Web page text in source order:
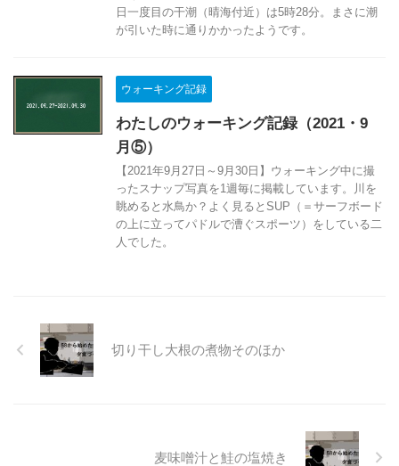
日一度目の干潮（晴海付近）は5時28分。まさに潮
が引いた時に通りかかったようです。
ウォーキング記録
わたしのウォーキング記録（2021・9
月⑤）
【2021年9月27日～9月30日】ウォーキング中に撮
ったスナップ写真を1週毎に掲載しています。川を
眺めると水鳥か？よく見るとSUP（＝サーフボード
の上に立ってパドルで漕ぐスポーツ）をしている二
人でした。
切り干し大根の煮物そのほか
麦味噌汁と鮭の塩焼き